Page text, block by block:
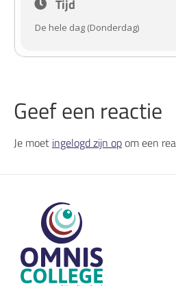
Tijd
De hele dag (Donderdag)
Geef een reactie
Je moet ingelogd zijn opom een